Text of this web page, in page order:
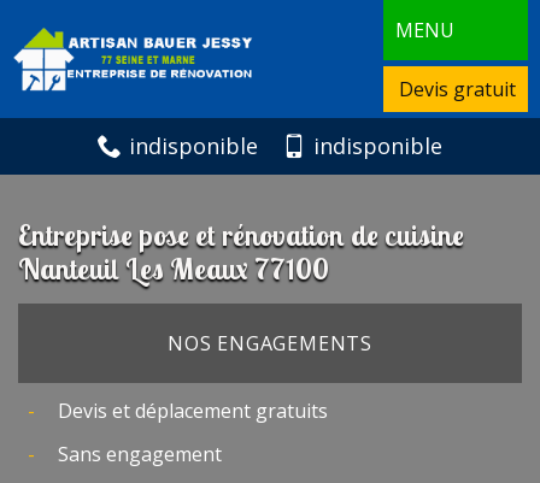
MENU
Devis gratuit
indisponible indisponible
Entreprise pose et rénovation de cuisine
Nanteuil Les Meaux 77100
NOS ENGAGEMENTS
Devis et déplacement gratuits
Sans engagement